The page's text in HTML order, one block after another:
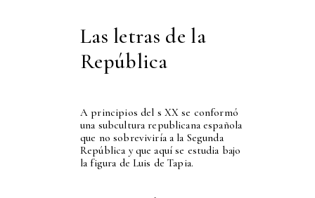
Las letras de la
República
A principios del s XX se conformó
una subcultura republicana española
que no sobreviviría a la Segunda
República y que aquí se estudia bajo
la figura de Luis de Tapia.